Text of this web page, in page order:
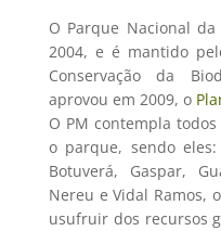
O Parque Nacional
2004, e é mantido
Conservação da
aprovou em 2009, o
O PM contempla
o parque, sendo
Botuverá, Gaspar,
Nereu e Vidal Ramos,
usufruir dos recursos